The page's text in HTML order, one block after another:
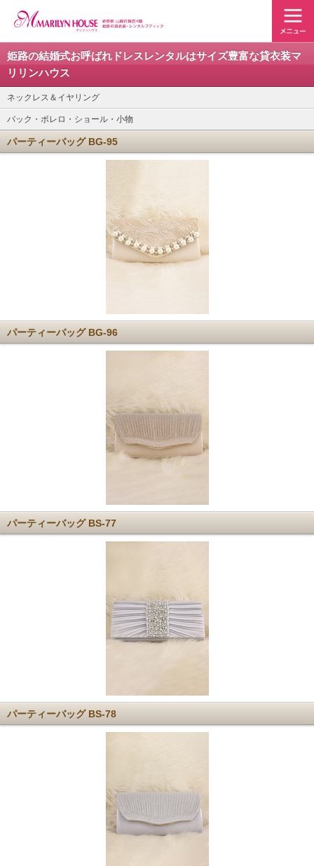
姫路の結婚式お呼ばれドレスレンタルはサイズ豊富な貸衣装マ
リリンハウス
ネックレス＆イヤリング
バック・ボレロ・ショール・小物
パーティーバッグ BG-95
パーティーバッグ BG-96
パーティーバッグ BS-77
パーティーバッグ BS-78